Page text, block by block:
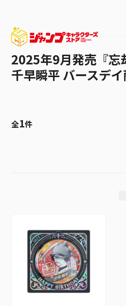
2025年9月発売『忘
千早瞬平 バースデ
全1件